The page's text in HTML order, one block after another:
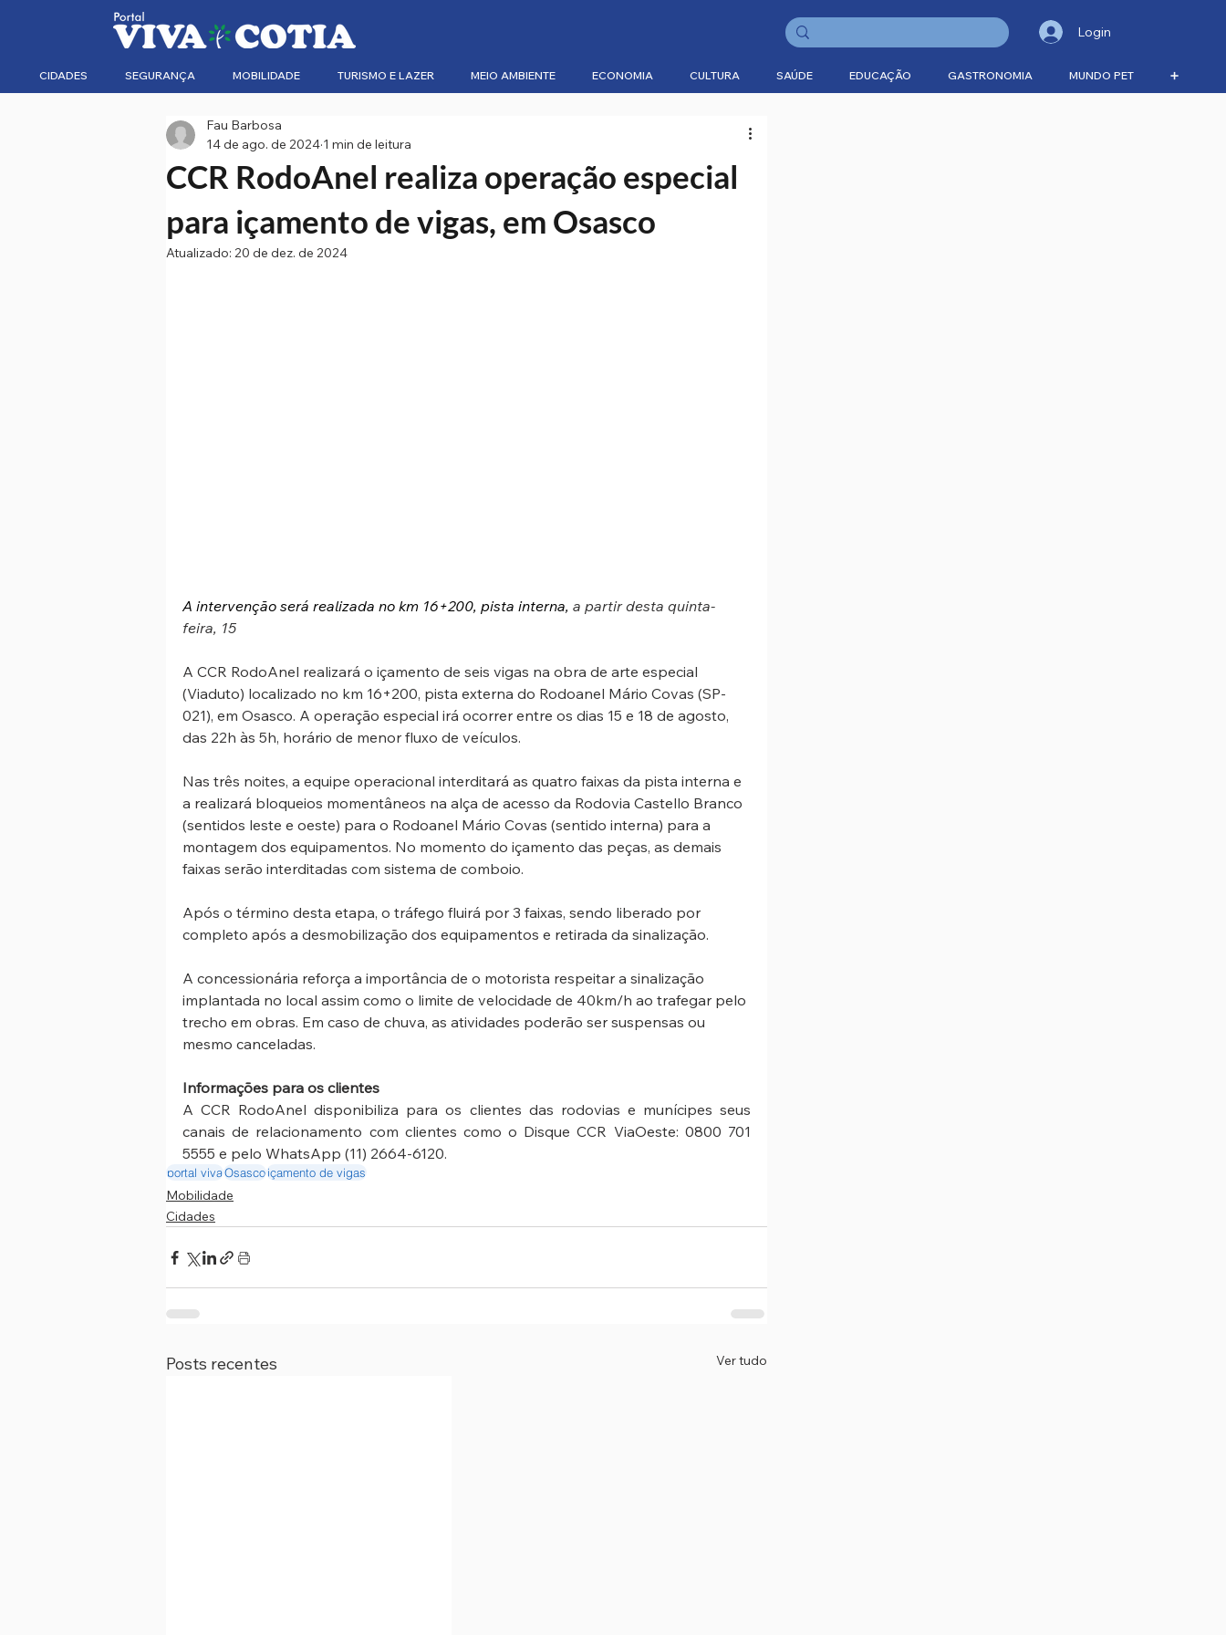
Login
CIDADES SEGURANÇA MOBILIDADE TURISMO E LAZER MEIO AMBIENTE ECONOMIA CULTURA SAÚDE EDUCAÇÃO GASTRONOMIA MUNDO PET ➕
CCR RodoAnel realiza operação especial
para içamento de vigas, em Osasco
Fau Barbosa
14 de ago. de 2024 1 min de leitura
Atualizado: 20 de dez. de 2024
A intervenção será realizada no km 16+200, pista interna, a partir desta quinta-
feira, 15
A CCR RodoAnel realizará o içamento de seis vigas na obra de arte especial
(Viaduto) localizado no km 16+200, pista externa do Rodoanel Mário Covas (SP-
021), em Osasco. A operação especial irá ocorrer entre os dias 15 e 18 de agosto,
das 22h às 5h, horário de menor fluxo de veículos.
Nas três noites, a equipe operacional interditará as quatro faixas da pista interna e
a realizará bloqueios momentâneos na alça de acesso da Rodovia Castello Branco
(sentidos leste e oeste) para o Rodoanel Mário Covas (sentido interna) para a
montagem dos equipamentos. No momento do içamento das peças, as demais
faixas serão interditadas com sistema de comboio.
Após o término desta etapa, o tráfego fluirá por 3 faixas, sendo liberado por
completo após a desmobilização dos equipamentos e retirada da sinalização.
A concessionária reforça a importância de o motorista respeitar a sinalização
implantada no local assim como o limite de velocidade de 40km/h ao trafegar pelo
trecho em obras. Em caso de chuva, as atividades poderão ser suspensas ou
mesmo canceladas.
Informações para os clientes
A CCR RodoAnel disponibiliza para os clientes das rodovias e munícipes seus
canais de relacionamento com clientes como o Disque CCR ViaOeste: 0800 701
5555 e pelo WhatsApp (11) 2664-6120.
portal vivaOsascoiçamento de vigas
Mobilidade
Cidades
Posts recentes Ver tudo